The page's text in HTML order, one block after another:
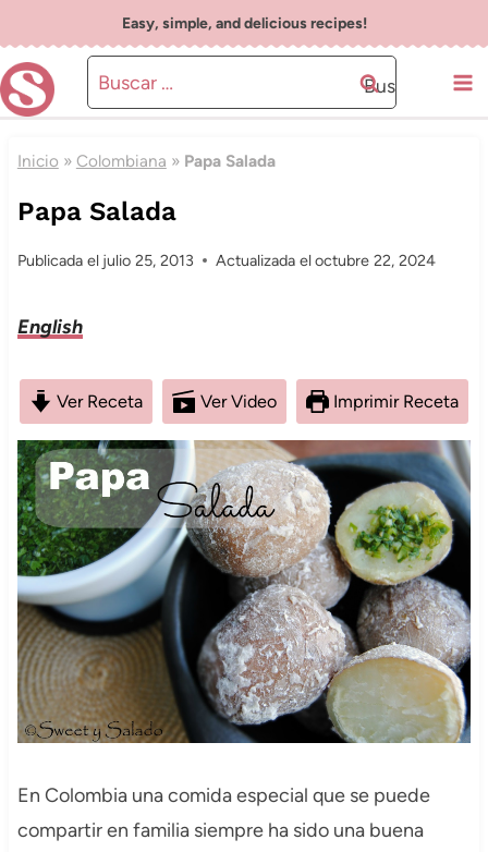
al
contenido
Easy, simple, and delicious recipes!
Buscar:
Inicio » Colombiana » Papa Salada
Papa Salada
Publicada el julio 25, 2013 Actualizada eloctubre 22, 2024
English
Ver Receta Ver Video Imprimir Receta
En Colombia una comida especial que se puede
compartir en familia siempre ha sido una buena